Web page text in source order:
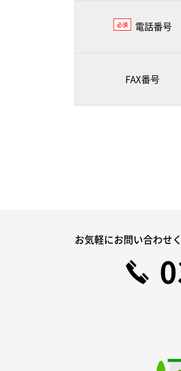
必須
電話番号
FAX番号
お気軽にお問い合わせ